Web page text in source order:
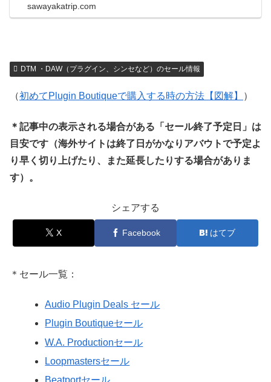
sawayakatrip.com
DTM ・DAW（プラグイン、シンセなど）のセール情報
（初めてPlugin Boutiqueで購入する時の方法【図解】 ）
＊記事中の表示される場合がある「セール終了予定日」は
目安です（海外サイトは終了日がかなりアバウトで予定よ
り早く切り上げたり、また延長したりする場合がありま
す）。
シェアする
X Facebook はてブ
＊セール一覧：
Audio Plugin Deals セール
Plugin Boutiqueセール
W.A. Productionセール
Loopmastersセール
Beatportセール